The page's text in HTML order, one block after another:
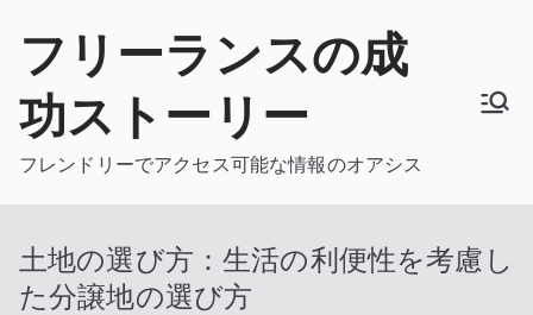
フリーランスの成
功ストーリー
フレンドリーでアクセス可能な情報のオアシス
土地の選び方：生活の利便性を考慮し
た分譲地の選び方